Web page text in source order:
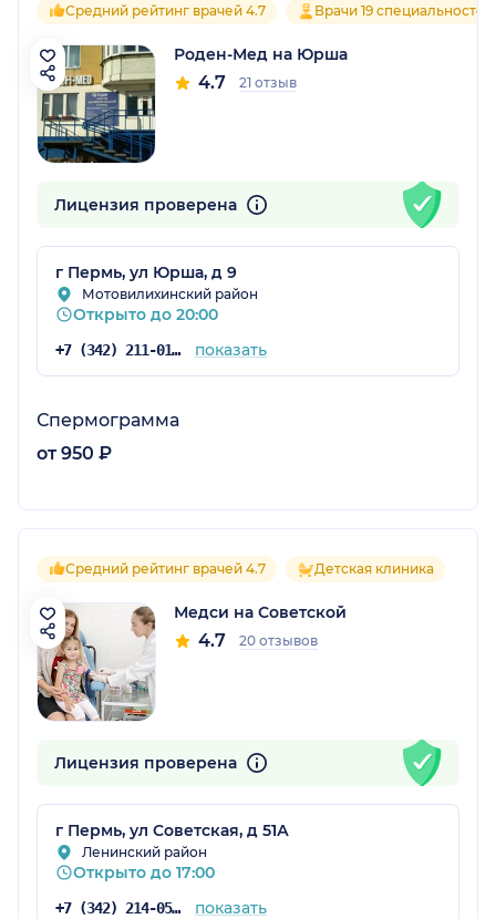
Средний рейтинг врачей 4.7 Врачи 19 специальностей
Роден-Мед на Юрша
4.7 21 отзыв
Лицензия проверена
г Пермь, ул Юрша, д 9
Мотовилихинский район
Открыто до 20:00
+7 (342) 211-01-01 показать
Спермограмма
от 950 ₽
Средний рейтинг врачей 4.7 Детская клиника
Медси на Советской
4.7 20 отзывов
Лицензия проверена
г Пермь, ул Советская, д 51А
Ленинский район
Открыто до 17:00
+7 (342) 214-05-53 показать